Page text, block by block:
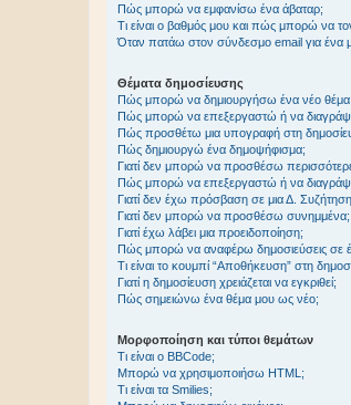
Πώς μπορώ να εμφανίσω ένα άβαταρ;
Τι είναι ο βαθμός μου και πώς μπορώ να
Όταν πατάω στον σύνδεσμο email για ένα
Θέματα δημοσίευσης
Πώς μπορώ να δημιουργήσω ένα νέο
Πώς μπορώ να επεξεργαστώ ή να
Πώς προσθέτω μια υπογραφή στη
Πώς δημιουργώ ένα δημοψήφισμα;
Γιατί δεν μπορώ να προσθέσω
Πώς μπορώ να επεξεργαστώ ή να
Γιατί δεν έχω πρόσβαση σε μια Δ.
Γιατί δεν μπορώ να προσθέσω συνημμένα;
Γιατί έχω λάβει μια προειδοποίηση;
Πώς μπορώ να αναφέρω δημοσιεύσεις σε
Τι είναι το κουμπί “Αποθήκευση” στη
Γιατί η δημοσίευση χρειάζεται να εγκριθεί;
Πώς σημειώνω ένα θέμα μου ως νέο;
Μορφοποίηση και τύποι θεμάτων
Τι είναι ο BBCode;
Μπορώ να χρησιμοποιήσω HTML;
Τι είναι τα Smilies;